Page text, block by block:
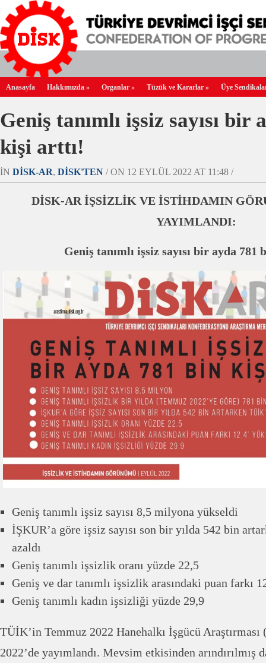
Anasayfa Hakkımızda » Organlar » Tüzük ve Kararlar » Üye
Geniş tanımlı işsiz sayısı bir
kişi arttı!
IN DİSK-AR, DİSK'TEN / ON 12 EYLÜL 2022 AT 11:48 /
DİSK-AR İŞSİZLİK VE İSTİHDAMIN
YAYIMLANDI:
Geniş tanımlı işsiz sayısı bir ayda
Geniş tanımlı işsiz sayısı 8,5 milyona yükseldi
İŞKUR’a göre işsiz sayısı son bir yılda 542 bin
azaldı
Geniş tanımlı işsizlik oranı yüzde 22,5
Geniş ve dar tanımlı işsizlik arasındaki puan farkı
Geniş tanımlı kadın işsizliği yüzde 29,9
TÜİK’in Temmuz 2022 Hanehalkı İşgücü
2022’de yayımlandı. Mevsim etkisinden arındırılmış